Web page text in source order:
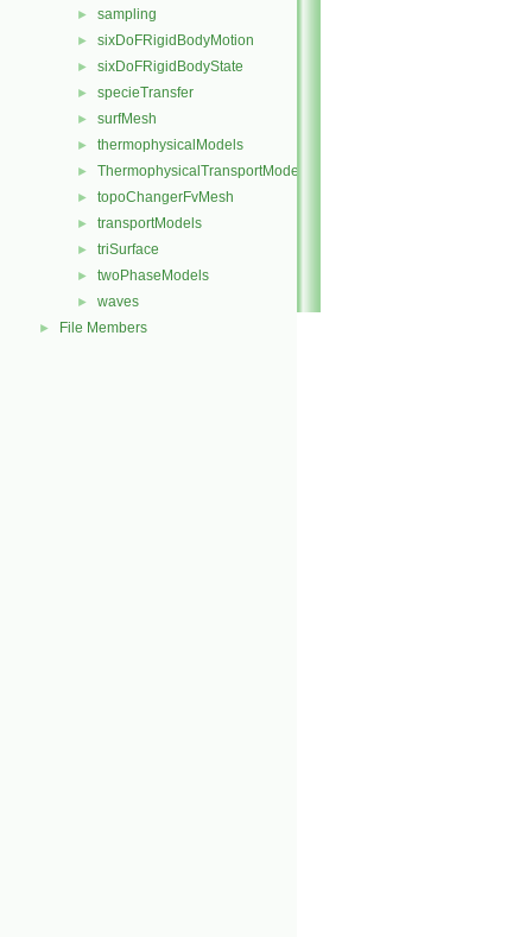
► sampling
► sixDoFRigidBodyMotion
► sixDoFRigidBodyState
► specieTransfer
► surfMesh
► thermophysicalModels
► ThermophysicalTransportModels
► topoChangerFvMesh
► transportModels
► triSurface
► twoPhaseModels
► waves
► File Members